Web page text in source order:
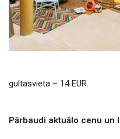
gultasvieta – 14 EUR.
Pārbaudi aktuālo cenu un